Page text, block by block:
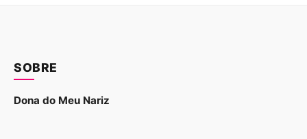
SOBRE
Dona do Meu Nariz